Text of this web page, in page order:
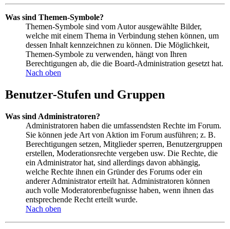
Was sind Themen-Symbole?
Themen-Symbole sind vom Autor ausgewählte Bilder,
welche mit einem Thema in Verbindung stehen können, um
dessen Inhalt kennzeichnen zu können. Die Möglichkeit,
Themen-Symbole zu verwenden, hängt von Ihren
Berechtigungen ab, die die Board-Administration gesetzt hat.
Nach oben
Benutzer-Stufen und Gruppen
Was sind Administratoren?
Administratoren haben die umfassendsten Rechte im Forum.
Sie können jede Art von Aktion im Forum ausführen; z. B.
Berechtigungen setzen, Mitglieder sperren, Benutzergruppen
erstellen, Moderationsrechte vergeben usw. Die Rechte, die
ein Administrator hat, sind allerdings davon abhängig,
welche Rechte ihnen ein Gründer des Forums oder ein
anderer Administrator erteilt hat. Administratoren können
auch volle Moderatorenbefugnisse haben, wenn ihnen das
entsprechende Recht erteilt wurde.
Nach oben